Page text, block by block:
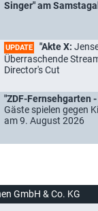
Singer" am
UPDATE "Akte X:
Überraschende
Director's Cut
"ZDF-Fernsehgarten -
Gäste spielen gegen
am 9. August 2026
GmbH & Co. KG